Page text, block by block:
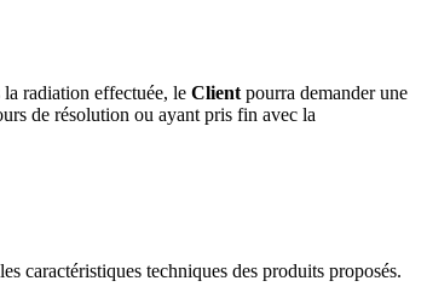
radiation effectuée, le Client pourra demander une
de résolution ou ayant pris fin avec la
caractéristiques techniques des produits proposés.